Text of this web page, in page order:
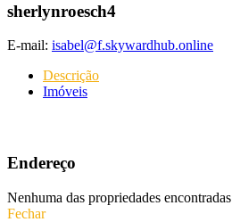
sherlynroesch4
E-mail: isabel@f.skywardhub.online
Descrição
Imóveis
Endereço
Nenhuma das propriedades encontradas
Fechar